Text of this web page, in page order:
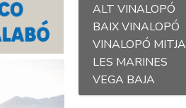
ALT VINALOPÓ
BAIX VINALOPÓ
VINALOPÓ MITJA
LES MARINES
VEGA BAJA